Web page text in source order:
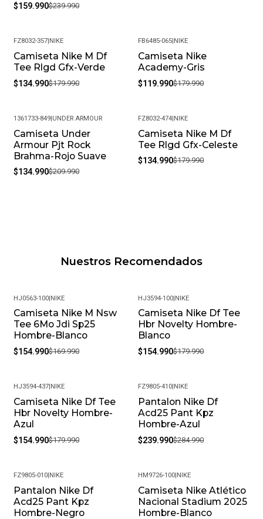
$159.990$239.990
-25%
FZ8032-357| NIKE
Camiseta Nike M Df
Tee Rlgd Gfx-Verde
$134.990$179.990
-33%
FB6485-065 NIKE
Camiseta Nike
Academy-Gris
$119.990$179.990
-36%
1361733-849| UNDER ARMOUR
Camiseta Under
Armour Pjt Rock
Brahma-Rojo Suave
$134.990$209.990
-25%
FZ8032-474 NIKE
Camiseta Nike M Df
Tee Rlgd Gfx-Celeste
$134.990$179.990
Nuestros Recomendados
-9%
HJ0563-100|NIKE
Camiseta Nike M Nsw
Tee 6Mo Jdi Sp25
Hombre-Blanco
$154.990$169.990
-14%
HJ3594-100|NIKE
Camiseta Nike Df Tee
Hbr Novelty Hombre-
Blanco
$154.990$179.990
-14%
HJ3594-437| NIKE
Camiseta Nike Df Tee
Hbr Novelty Hombre-
Azul
$154.990$179.990
-16%
FZ9805-410 NIKE
Pantalon Nike Df
Acd25 Pant Kpz
Hombre-Azul
$239.990$284.990
-7%
FZ9805-010| NIKE
Pantalon Nike Df
Acd25 Pant Kpz
Hombre-Negro
-35%
HM9726-100 NIKE
Camiseta Nike Atlético
Nacional Stadium 2025
Hombre-Blanco